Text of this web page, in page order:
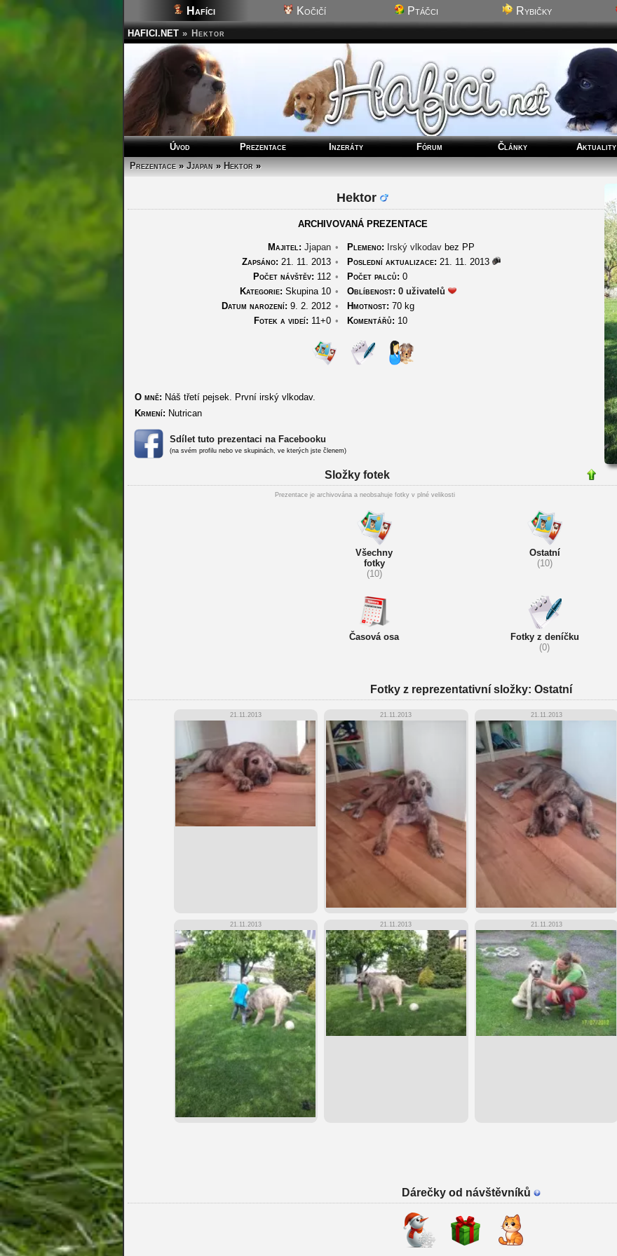
Hafíci Kočičí Ptáčci Rybičky
HAFICI.NET » Hektor
Úvod Prezentace Inzeráty Fórum Články Aktuality
Prezentace»Jjapan»Hektor»
Hektor
ARCHIVOVANÁ PREZENTACE
Majitel: Jjapan • Plemeno: Irský vlkodav bez PP
Zapsáno: 21. 11. 2013 • Poslední aktualizace: 21. 11. 2013
Počet návštěv: 112 • Počet palců: 0
Kategorie: Skupina 10 • Oblíbenost: 0 uživatelů
Datum narození: 9. 2. 2012 • Hmotnost: 70 kg
Fotek a videí: 11+0 • Komentářů: 10
O mně: Náš třetí pejsek. První irský vlkodav.
Krmení: Nutrican
Sdílet tuto prezentaci na Facebooku
(na svém profilu nebo ve skupinách, ve kterých jste členem)
Složky fotek
Prezentace je archivována a neobsahuje fotky v plné velikosti
Všechny
fotky
(10)
Ostatní
(10)
Časová osa
Fotky z deníčku
(0)
Fotky z reprezentativní složky: Ostatní
21.11.2013 21.11.2013 21.11.2013
21.11.2013 21.11.2013 21.11.2013
Dárečky od návštěvníků